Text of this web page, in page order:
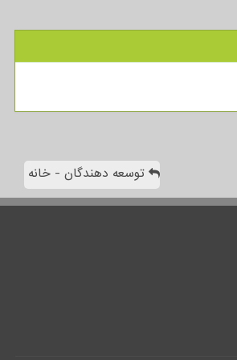
توسعه دهندگان - خانه